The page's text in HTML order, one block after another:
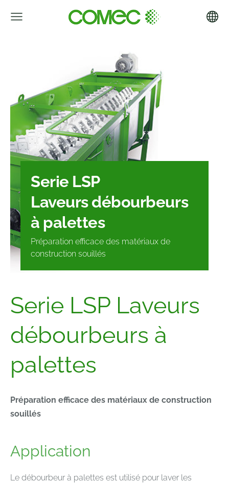
Serie LSP
Laveurs débourbeurs
à palettes
Préparation efficace des matériaux de
construction souillés
Serie LSP Laveurs
débourbeurs à
palettes
Préparation efficace des matériaux de construction
souillés
Application
Le débourbeur à palettes est utilisé pour laver les